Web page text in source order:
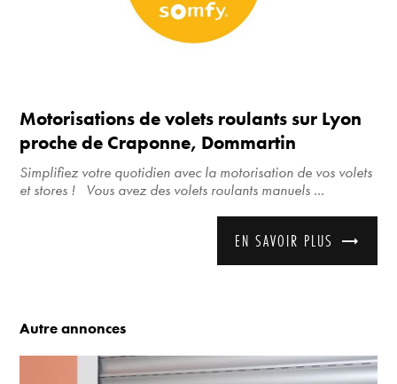
Motorisations de volets roulants sur Lyon
proche de Craponne, Dommartin
Simplifiez votre quotidien avec la motorisation de vos volets
et stores ! Vous avez des volets roulants manuels ...
EN SAVOIR PLUS
Autre annonces